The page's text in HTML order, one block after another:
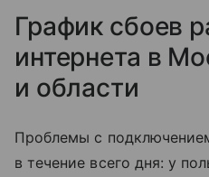
График сбоев
интернета в
и области
Проблемы с
в течение всего дня: у